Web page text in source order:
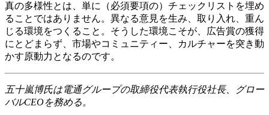
真の多様性とは、単に（必須要項の）チェックリストを埋め
ることではありません。異なる意見を生み、取り入れ、重ん
じる環境をつくること。そうした環境こそが、広告賞の獲得
にとどまらず、市場やコミュニティー、カルチャーを突き動
かす原動力となるのです。
五十嵐博氏は電通グループの取締役代表執行役社長、グロー
バルCEOを務める。